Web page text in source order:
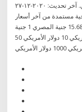
تحويل الدولار الأمريكي إلى الجنيه المصري. آخر تحديث: ٢٠٢٠-١٢-٢٧
مستمدة من آخر أسعار
متوسط السوق ، … 1 دولار الأمريكي = 15.6895 جنية المصري 1 جنية
المصري = 0.0637 دولار الأمريكي 2 دولار الأمريكي 10 دولار الأمريكي 50